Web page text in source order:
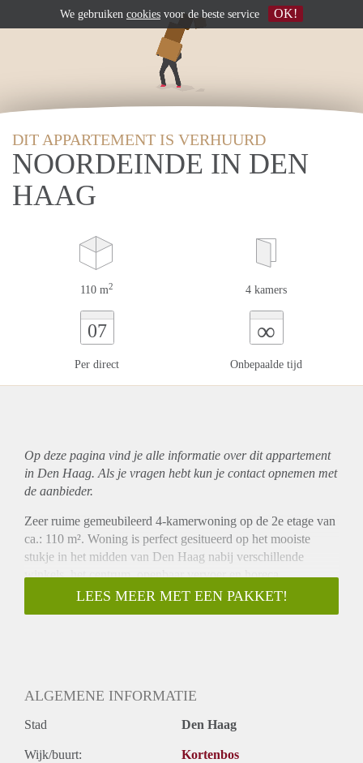
DIT APPARTEMENT IS VERHUURD
NOORDEINDE IN DEN
HAAG
110 m2 4 kamers
07
Per direct
∞
Onbepaalde tijd
Op deze pagina vind je alle informatie over ditappartement
in Den Haag. Als je vragen hebt kun je contact opnemen met
de aanbieder.
Zeer ruime gemeubileerd 4-kamerwoning op de 2e etage van
ca.: 110 m². Woning is perfect gesitueerd op het mooiste
stukje in het midden van Den Haag nabij verschillende
winkels, het centrum, openbaar vervoer en horeca
gelegenheden. ZEKER EEN BEZICHTIGING WAARD!
Indeling:
badkamer met regendouche, bad, wastafel en toilet. Een
tweede badkamer met douche en een aparte toilet. Derde
slaapkamer dient als inloopkast. De woning beschikt ook
over een zonnige terras. Maandelijkse huurprijs is exclusief
LEES MEER MET EEN PAKKET!
ALGEMENE INFORMATIE
Stad Den Haag
Wijk/buurt: Kortenbos
We gebruiken cookies voor de beste service OK!